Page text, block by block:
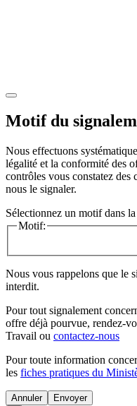
Motif du
Nous effectuons
légalité et la conformité des
contrôles vous constatez
nous le signaler.
Sélectionnez un motif dans
Motif:
Nous vous rappelons que le
interdit.
Pour tout signalement
offre déjà pourvue, rendez-
Travail ou contactez-nous
Pour toute information
les fiches pratiques du
Annuler